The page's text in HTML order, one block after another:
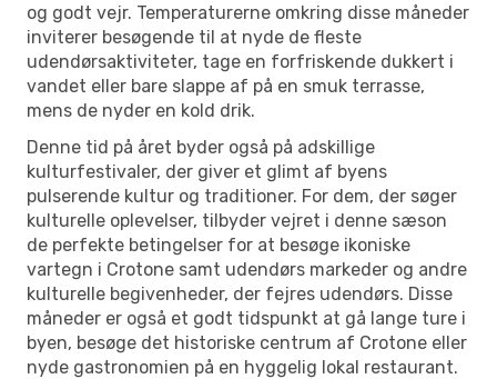
og godt vejr. Temperaturerne omkring disse måneder
inviterer besøgende til at nyde de fleste
udendørsaktiviteter, tage en forfriskende dukkert i
vandet eller bare slappe af på en smuk terrasse,
mens de nyder en kold drik.
Denne tid på året byder også på adskillige
kulturfestivaler, der giver et glimt af byens
pulserende kultur og traditioner. For dem, der søger
kulturelle oplevelser, tilbyder vejret i denne sæson
de perfekte betingelser for at besøge ikoniske
vartegn i Crotone samt udendørs markeder og andre
kulturelle begivenheder, der fejres udendørs. Disse
måneder er også et godt tidspunkt at gå lange ture i
byen, besøge det historiske centrum af Crotone eller
nyde gastronomien på en hyggelig lokal restaurant.